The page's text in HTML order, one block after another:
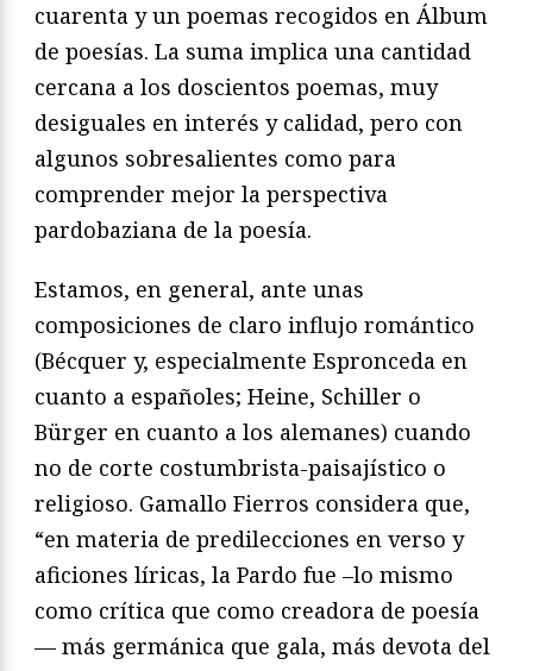
cuarenta y un poemas recogidos en Álbum
de poesías. La suma implica una cantidad
cercana a los doscientos poemas, muy
desiguales en interés y calidad, pero con
algunos sobresalientes como para
comprender mejor la perspectiva
pardobaziana de la poesía.
Estamos, en general, ante unas
composiciones de claro influjo romántico
(Bécquer y, especialmente Espronceda en
cuanto a españoles; Heine, Schiller o
Bürger en cuanto a los alemanes) cuando
no de corte costumbrista-paisajístico o
religioso. Gamallo Fierros considera que,
“en materia de predilecciones en verso y
aficiones líricas, la Pardo fue –lo mismo
como crítica que como creadora de poesía
— más germánica que gala, más devota del